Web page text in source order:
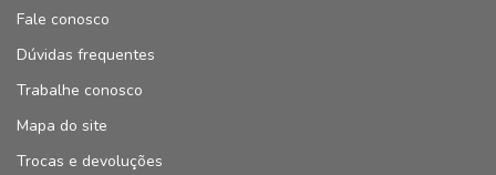
Fale conosco
Dúvidas frequentes
Trabalhe conosco
Mapa do site
Trocas e devoluções